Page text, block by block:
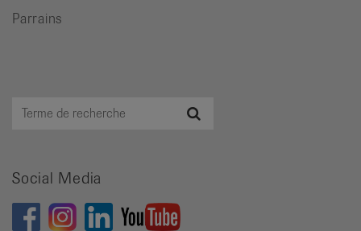
Parrains
Terme
Social Media